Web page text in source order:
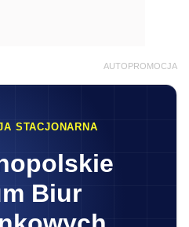
AUTOPROMOCJA
STACJONARNA
Biur